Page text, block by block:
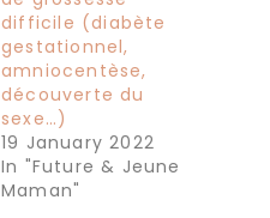
difficile (diabète
gestationnel,
amniocentèse,
découverte du
sexe…)
19 January 2022
In "Future & Jeune
Maman"